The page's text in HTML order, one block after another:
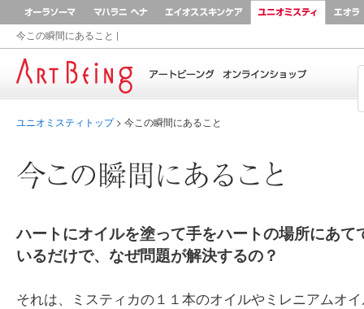
今この瞬間にあること |
オーラソーマ マハラニ ヘナ AEOS ユニ
ユニオミスティトップ> 今この瞬間にあること
ハートにオイルを塗って手をハートの場所にあて
いるだけで、なぜ問題が解決するの？
それは、ミスティカの１１本のオイルやミレニアムオ